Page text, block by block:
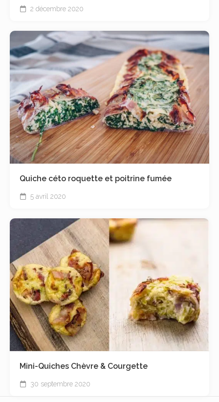
2 décembre 2020
Quiche céto roquette et poitrine fumée
5 avril 2020
Mini-Quiches Chèvre & Courgette
30 septembre 2020